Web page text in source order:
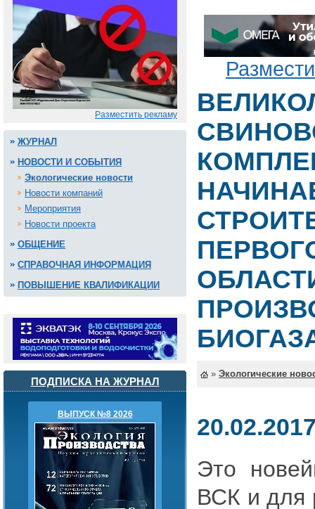
Разместить рекламу
ЖУРНАЛ
НОВОСТИ И СОБЫТИЯ
Экологические новости
Новости компаний
Мероприятия
Новости проекта
ОБЩЕНИЕ
СПРАВОЧНАЯ ИНФОРМАЦИЯ
ПОВЫШЕНИЕ КВАЛИФИКАЦИИ
ПОДПИСКА НА ЖУРНАЛ
ВЫПУСК №8 2026
» Экологические
Это
ВСК и для